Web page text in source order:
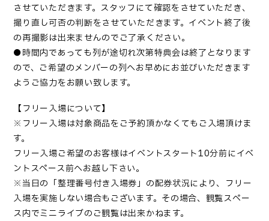
させていただきます。スタッフにて確認をさせていただき、
撮り直し可否の判断をさせていただきます。イベント終了後
の再撮影は出来ませんのでご了承ください。
●時間内であっても列が途切れ次第特典会は終了となります
ので、ご希望のメンバーの列へお早めにお並びいただきます
ようご協力をお願い致します。
【フリー入場について】
※フリー入場は対象商品をご予約頂かなくてもご入場頂けま
す。
フリー入場ご希望のお客様はイベントスタート10分前にイベ
ントスペース前へお越し下さい。
※当日の「整理番号付き入場券」の配券状況により、フリー
入場を実施しない場合もございます。その場合、観覧スペー
ス内でミニライブのご観覧は出来かねます。